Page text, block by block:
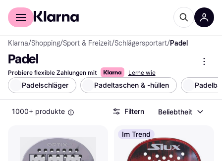
Für Shopper
Klarna/Shopping/Sport & Freizeit/Schlägersportart/Padel
Padel
Probiere flexible Zahlungen mit Lerne wie
Padelschläger Padeltaschen & -hüllen
1000+ produkte Filtern Beliebtheit
Im Trend